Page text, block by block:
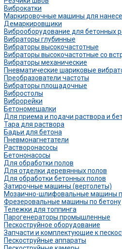
Виброкатки
Маркировочные машины для
Демаркировщики
Виброоборудование для бетонных
Вибраторы глубинные
Вибраторы высокочастотные
Вибраторы высокочастотные со
Вибраторы механические
Пневматические шариковые
Преобразователи частоты
Вибраторы площадочные
Вибростолы
Виброрейки
Бетономешалки
Для приема и подачи раствора и
Тара для раствора
Бадьи для бетона
Пневмонагнетатели
Растворонасосы
Бетононасосы
Для обработки полов
Для отделки деревянных полов
Для обработки бетонных полов
Затирочные машины (вертолеты)
Мозаично-шлифовальные машины
Фрезеровальные машины по бетону
Тележки для топпинга
Парогенераторы промышленные
Пескоструйное оборудование
Запчасти и комплектующие к
Пескоструйные аппараты